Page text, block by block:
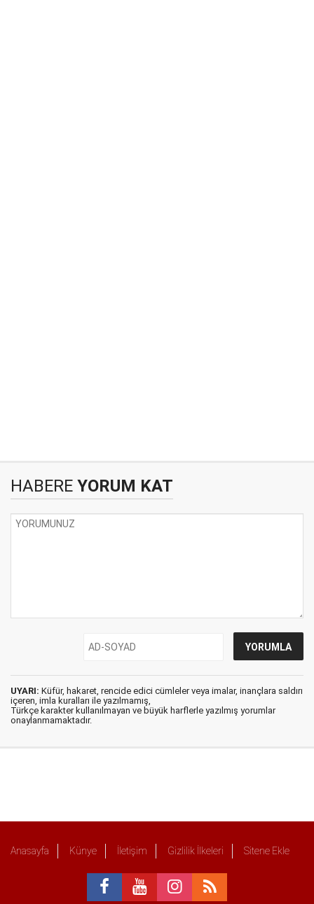
HABERE YORUM KAT
UYARI: Küfür, hakaret, rencide edici cümleler veya imalar, inançlara saldırı
içeren, imla kuralları ile yazılmamış,
Türkçe karakter kullanılmayan ve büyük harflerle yazılmış yorumlar
onaylanmamaktadır.
Anasayfa Künye İletişim Gizlilik İlkeleri Sitene Ekle